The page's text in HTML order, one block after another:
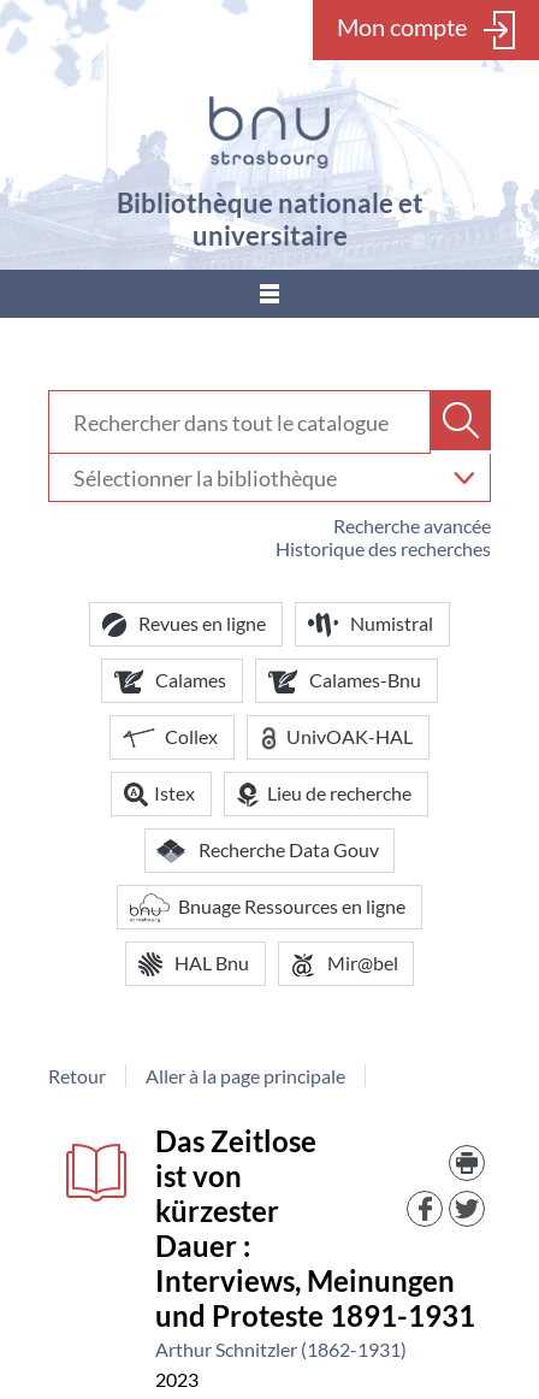
Mon compte
Bibliothèque nationale et
universitaire
???
Recherche avancée
Historique des recherches
votre
bibliothèque
Revues en ligne Numistral
Calames Calames-Bnu
Collex UnivOAK-HAL
Istex Lieu de recherche
Recherche Data Gouv
Bnuage Ressources en ligne
HAL Bnu Mir@bel
Retour Aller à la page principale
Détail
document
Das Zeitlose
ist von
kürzester
Dauer :
Interviews, Meinungen
und Proteste 1891-1931
Arthur Schnitzler (1862-1931)
2023